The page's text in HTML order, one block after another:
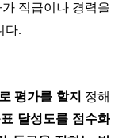
직급이나 경력을
다.
평가를 할지 정해
달성도를 점수화